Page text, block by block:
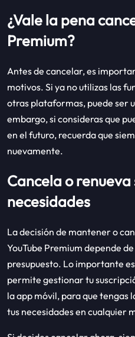
¿Vale la pena
Premium?
Antes de cancelar, es
motivos. Si ya no utilizas las
otras plataformas, puede ser
embargo, si consideras que
en el futuro, recuerda que
nuevamente.
Cancela o renueva
necesidades
La decisión de mantener o
YouTube Premium depende
presupuesto. Lo importante
permite gestionar tu
la app móvil, para que
tus necesidades en cualquier